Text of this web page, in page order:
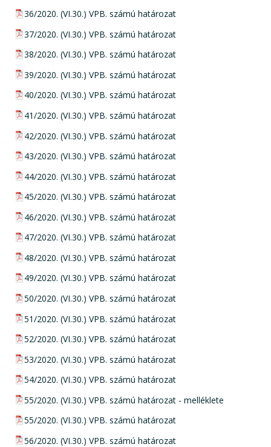
pdf csatolmány:
36/2020. (VI.30.) VPB. számú határozat
pdf csatolmány:
37/2020. (VI.30.) VPB. számú határozat
pdf csatolmány:
38/2020. (VI.30.) VPB. számú határozat
pdf csatolmány:
39/2020. (VI.30.) VPB. számú határozat
pdf csatolmány:
40/2020. (VI.30.) VPB. számú határozat
pdf csatolmány:
41/2020. (VI.30.) VPB. számú határozat
pdf csatolmány:
42/2020. (VI.30.) VPB. számú határozat
pdf csatolmány:
43/2020. (VI.30.) VPB. számú határozat
pdf csatolmány:
44/2020. (VI.30.) VPB. számú határozat
pdf csatolmány:
45/2020. (VI.30.) VPB. számú határozat
pdf csatolmány:
46/2020. (VI.30.) VPB. számú határozat
pdf csatolmány:
47/2020. (VI.30.) VPB. számú határozat
pdf csatolmány:
48/2020. (VI.30.) VPB. számú határozat
pdf csatolmány:
49/2020. (VI.30.) VPB. számú határozat
pdf csatolmány:
50/2020. (VI.30.) VPB. számú határozat
pdf csatolmány:
51/2020. (VI.30.) VPB. számú határozat
pdf csatolmány:
52/2020. (VI.30.) VPB. számú határozat
pdf csatolmány:
53/2020. (VI.30.) VPB. számú határozat
pdf csatolmány:
54/2020. (VI.30.) VPB. számú határozat
pdf csatolmány:
55/2020. (VI.30.) VPB. számú határozat - melléklete
pdf csatolmány:
55/2020. (VI.30.) VPB. számú határozat
pdf csatolmány:
56/2020. (VI.30.) VPB. számú határozat